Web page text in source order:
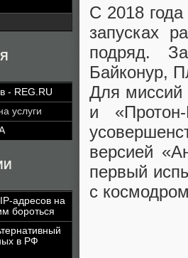
- REG.RU
услуги
адресов на
бороться
в РФ
С 2018
запусках
подряд.
Байконур,
Для миссий
и
версией
первый
с